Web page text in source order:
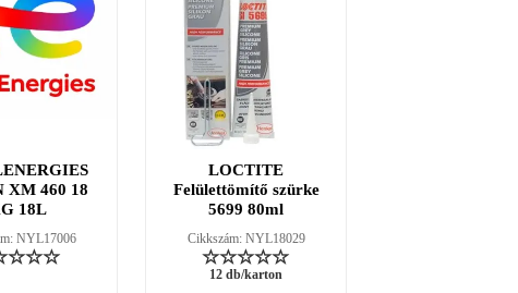
XM 460 18
18L
NYL17006
LOCTITE
Felülettömítő szürke
5699 80ml
Cikkszám: NYL18029
12 db/karton